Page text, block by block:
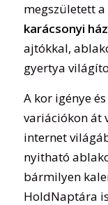
megszületett
karácsonyi
ajtókkal,
gyertya
A kor igénye
variációkon át
internet
nyitható
bármilyen
HoldNaptára